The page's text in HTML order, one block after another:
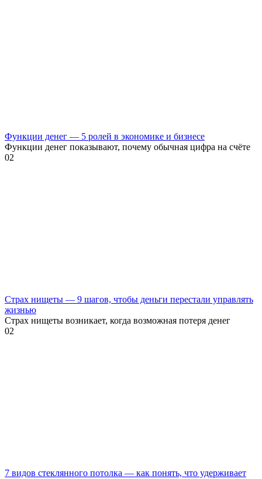
Функции денег — 5 ролей в экономике и бизнесе
Функции денег показывают, почему обычная цифра на счёте
02
Страх нищеты — 9 шагов, чтобы деньги перестали управлять
жизнью
Страх нищеты возникает, когда возможная потеря денег
02
7 видов стеклянного потолка — как понять, что удерживает